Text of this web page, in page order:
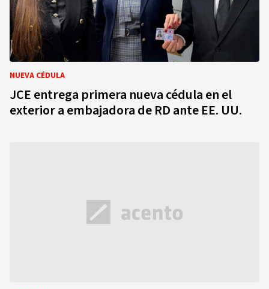
NUEVA CÉDULA
JCE entrega primera nueva cédula en el
exterior a embajadora de RD ante EE. UU.